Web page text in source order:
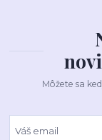
Môžete sa